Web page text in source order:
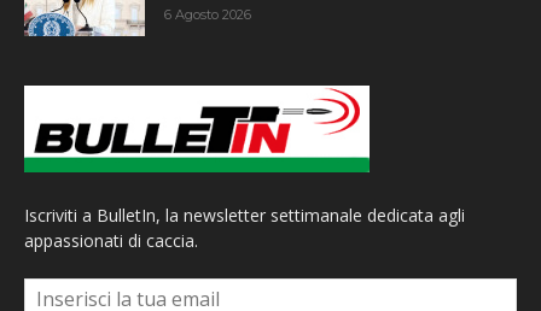
6 Agosto 2026
Iscriviti a BulletIn, la newsletter settimanale dedicata agli
appassionati di caccia.